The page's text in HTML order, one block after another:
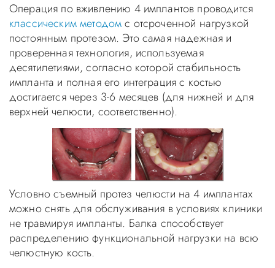
Операция по вживлению 4 имплантов проводится
классическим методомс отсроченной нагрузкой
постоянным протезом. Это самая надежная и
проверенная технология, используемая
десятилетиями, согласно которой стабильность
импланта и полная его интеграция с костью
достигается через 3-6 месяцев (для нижней и для
верхней челюсти, соответственно).
Условно съемный протез челюсти на 4 имплантах
можно снять для обслуживания в условиях клиники
не травмируя импланты. Балка способствует
распределению функциональной нагрузки на всю
челюстную кость.